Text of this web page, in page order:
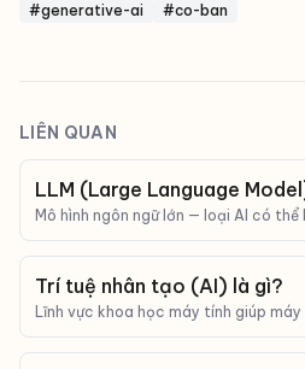
#generative-ai #co-ban
LIÊN QUAN
LLM (Large Language
Mô hình ngôn ngữ lớn — loại AI có thể
Trí tuệ nhân tạo (AI) là gì?
Lĩnh vực khoa học máy tính giúp